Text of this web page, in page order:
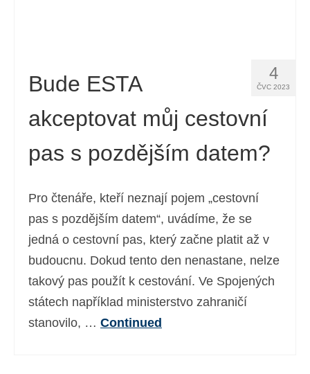
4
ČVC 2023
Bude ESTA
akceptovat můj cestovní
pas s pozdějším datem?
Pro čtenáře, kteří neznají pojem „cestovní
pas s pozdějším datem“, uvádíme, že se
jedná o cestovní pas, který začne platit až v
budoucnu. Dokud tento den nenastane, nelze
takový pas použít k cestování. Ve Spojených
státech například ministerstvo zahraničí
stanovilo, … Continued